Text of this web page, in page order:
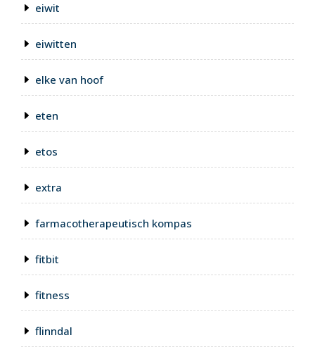
eiwit
eiwitten
elke van hoof
eten
etos
extra
farmacotherapeutisch kompas
fitbit
fitness
flinndal